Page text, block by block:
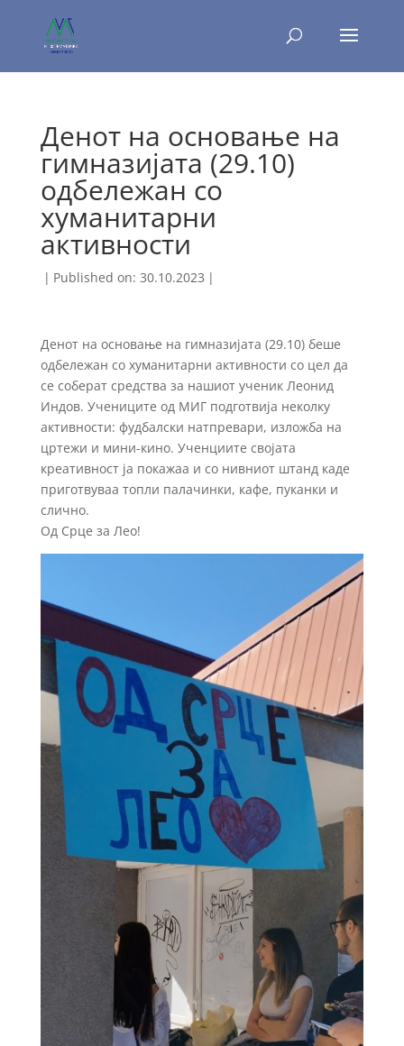
Денот на основање на
гимназијата (29.10)
одбележан со
хуманитарни
активности
| Published on: 30.10.2023 |
Денот на основање на гимназијата (29.10) беше
одбележан со хуманитарни активности со цел да
се соберат средства за нашиот ученик Леонид
Индов. Учениците од МИГ подготвија неколку
активности: фудбалски натпревари, изложба на
цртежи и мини-кино. Ученциите својата
креативност ја покажаа и со нивниот штанд каде
приготвуваа топли палачинки, кафе, пуканки и
слично.
Од Срце за Лео!